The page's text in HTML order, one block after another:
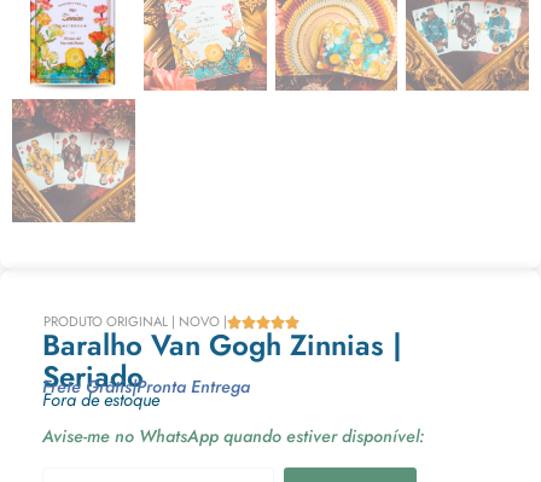
PRODUTO ORIGINAL | NOVO |
Baralho Van Gogh Zinnias |
Seriado
Frete Grátis|Pronta Entrega
Fora de estoque
Avise-me no WhatsApp quando estiver disponível: